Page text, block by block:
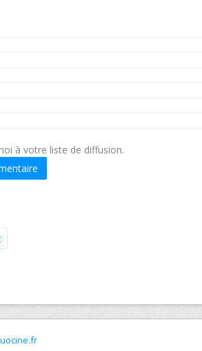
à votre liste de diffusion.